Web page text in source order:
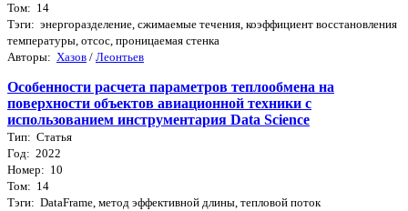
Том: 14
Тэги: энергоразделение, сжимаемые течения, коэффициент восстановления
температуры, отсос, проницаемая стенка
Авторы: Хазов / Леонтьев
Особенности расчета параметров теплообмена на
поверхности объектов авиационной техники с
использованием инструментария Data Science
Тип: Статья
Год: 2022
Номер: 10
Том: 14
Тэги: DataFrame, метод эффективной длины, тепловой поток